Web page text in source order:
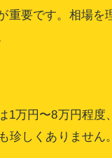
重要です。相場を
1万円〜8万円程度
しくありません。